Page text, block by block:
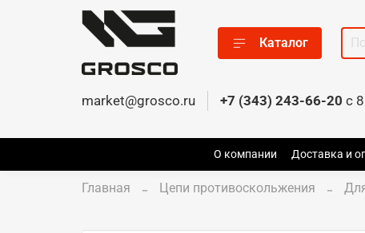
Каталог
market@grosco.ru +7 (343) 243-66-20 c
О компании Доставка и
Главная Цепи противоскольжения